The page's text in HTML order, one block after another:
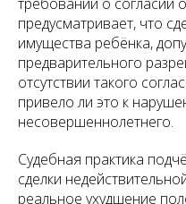
предусматривает, что
имущества ребёнка,
предварительного
отсутствии такого
привело ли это к
несовершеннолетнего.
Судебная практика
сделки
реальное ухудшение